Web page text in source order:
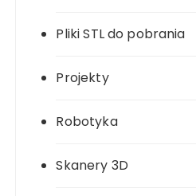
Pliki STL do pobrania
Projekty
Robotyka
Skanery 3D